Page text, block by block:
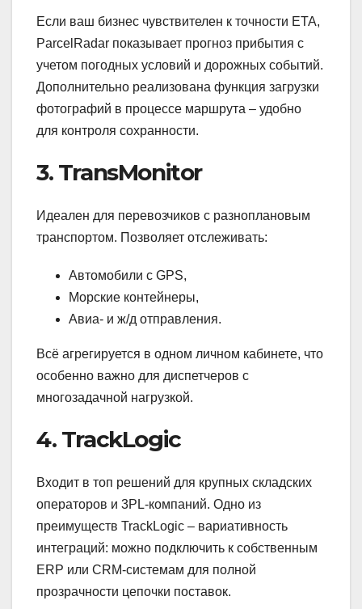
Если ваш бизнес чувствителен к точности ETA,
ParcelRadar показывает прогноз прибытия с
учетом погодных условий и дорожных событий.
Дополнительно реализована функция загрузки
фотографий в процессе маршрута – удобно
для контроля сохранности.
3. TransMonitor
Идеален для перевозчиков с разноплановым
транспортом. Позволяет отслеживать:
Автомобили с GPS,
Морские контейнеры,
Авиа- и ж/д отправления.
Всё агрегируется в одном личном кабинете, что
особенно важно для диспетчеров с
многозадачной нагрузкой.
4. TrackLogic
Входит в топ решений для крупных складских
операторов и 3PL-компаний. Одно из
преимуществ TrackLogic – вариативность
интеграций: можно подключить к собственным
ERP или CRM-системам для полной
прозрачности цепочки поставок.